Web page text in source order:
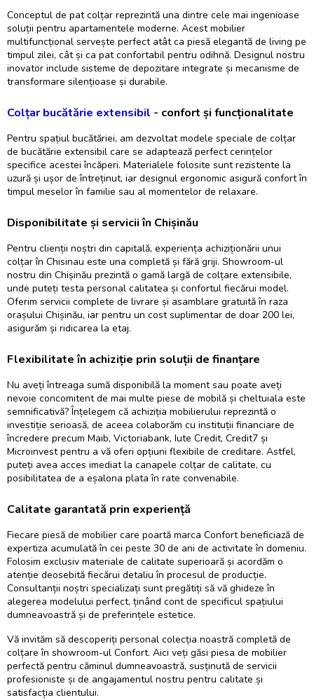
Conceptul de pat colțar reprezintă una dintre cele mai ingenioase
soluții pentru apartamentele moderne. Acest mobilier
multifuncțional servește perfect atât ca piesă elegantă de living pe
timpul zilei, cât și ca pat confortabil pentru odihnă. Designul nostru
inovator include sisteme de depozitare integrate și mecanisme de
transformare silențioase și durabile.
Colțar bucătărie extensibil - confort și funcționalitate
Pentru spațiul bucătăriei, am dezvoltat modele speciale de colțar
de bucătărie extensibil care se adaptează perfect cerințelor
specifice acestei încăperi. Materialele folosite sunt rezistente la
uzură și ușor de întreținut, iar designul ergonomic asigură confort în
timpul meselor în familie sau al momentelor de relaxare.
Disponibilitate și servicii în Chișinău
Pentru clienții noștri din capitală, experiența achiziționării unui
colțar în Chisinau este una completă și fără griji. Showroom-ul
nostru din Chișinău prezintă o gamă largă de colțare extensibile,
unde puteți testa personal calitatea și confortul fiecărui model.
Oferim servicii complete de livrare și asamblare gratuită în raza
orașului Chișinău, iar pentru un cost suplimentar de doar 200 lei,
asigurăm și ridicarea la etaj.
Flexibilitate în achiziție prin soluții de finanțare
Nu aveți întreaga sumă disponibilă la moment sau poate aveți
nevoie concomitent de mai multe piese de mobilă și cheltuiala este
semnificativă? Înțelegem că achiziția mobilierului reprezintă o
investiție serioasă, de aceea colaborăm cu instituții financiare de
încredere precum Maib, Victoriabank, Iute Credit, Credit7 și
Microinvest pentru a vă oferi opțiuni flexibile de creditare. Astfel,
puteți avea acces imediat la canapele colțar de calitate, cu
posibilitatea de a eșalona plata în rate convenabile.
Calitate garantată prin experiență
Fiecare piesă de mobilier care poartă marca Confort beneficiază de
expertiza acumulată în cei peste 30 de ani de activitate în domeniu.
Folosim exclusiv materiale de calitate superioară și acordăm o
atenție deosebită fiecărui detaliu în procesul de producție.
Consultanții noștri specializați sunt pregătiți să vă ghideze în
alegerea modelului perfect, ținând cont de specificul spațiului
dumneavoastră și de preferințele estetice.
Vă invităm să descoperiți personal colecția noastră completă de
colțare în showroom-ul Confort. Aici veți găsi piesa de mobilier
perfectă pentru căminul dumneavoastră, susținută de servicii
profesioniste și de angajamentul nostru pentru calitate și
satisfacția clientului.